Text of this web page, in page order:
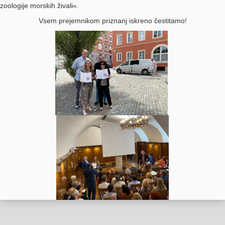
zoologije morskih živali«.
Vsem prejemnikom priznanj iskreno čestitamo!